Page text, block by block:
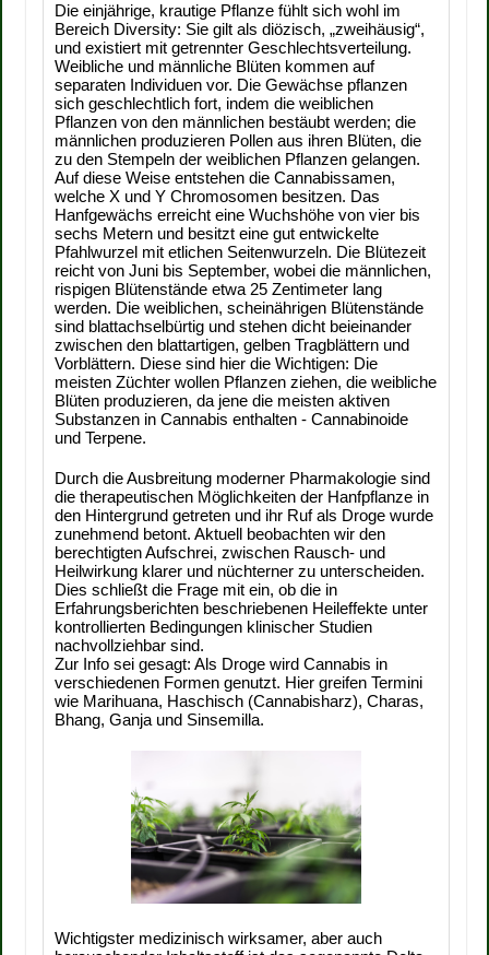
Die einjährige, krautige Pflanze fühlt sich wohl im
Bereich Diversity: Sie gilt als diözisch, „zweihäusig“,
und existiert mit getrennter Geschlechtsverteilung.
Weibliche und männliche Blüten kommen auf
separaten Individuen vor. Die Gewächse pflanzen
sich geschlechtlich fort, indem die weiblichen
Pflanzen von den männlichen bestäubt werden; die
männlichen produzieren Pollen aus ihren Blüten, die
zu den Stempeln der weiblichen Pflanzen gelangen.
Auf diese Weise entstehen die Cannabissamen,
welche X und Y Chromosomen besitzen. Das
Hanfgewächs erreicht eine Wuchshöhe von vier bis
sechs Metern und besitzt eine gut entwickelte
Pfahlwurzel mit etlichen Seitenwurzeln. Die Blütezeit
reicht von Juni bis September, wobei die männlichen,
rispigen Blütenstände etwa 25 Zentimeter lang
werden. Die weiblichen, scheinährigen Blütenstände
sind blattachselbürtig und stehen dicht beieinander
zwischen den blattartigen, gelben Tragblättern und
Vorblättern. Diese sind hier die Wichtigen: Die
meisten Züchter wollen Pflanzen ziehen, die weibliche
Blüten produzieren, da jene die meisten aktiven
Substanzen in Cannabis enthalten - Cannabinoide
und Terpene.
Durch die Ausbreitung moderner Pharmakologie sind
die therapeutischen Möglichkeiten der Hanfpflanze in
den Hintergrund getreten und ihr Ruf als Droge wurde
zunehmend betont. Aktuell beobachten wir den
berechtigten Aufschrei, zwischen Rausch- und
Heilwirkung klarer und nüchterner zu unterscheiden.
Dies schließt die Frage mit ein, ob die in
Erfahrungsberichten beschriebenen Heileffekte unter
kontrollierten Bedingungen klinischer Studien
nachvollziehbar sind.
Zur Info sei gesagt: Als Droge wird Cannabis in
verschiedenen Formen genutzt. Hier greifen Termini
wie Marihuana, Haschisch (Cannabisharz), Charas,
Bhang, Ganja und Sinsemilla.
Wichtigster medizinisch wirksamer, aber auch